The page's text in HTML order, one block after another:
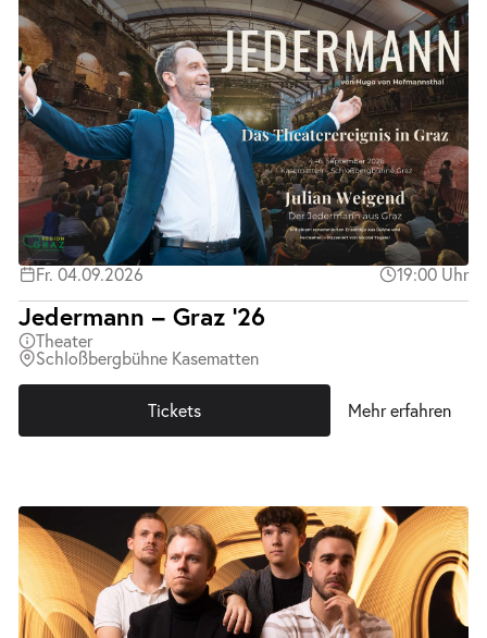
Fr. 04.09.2026 19:00 Uhr
Jedermann – Graz ’26
Theater
Schloßbergbühne Kasematten
Tickets Mehr erfahren